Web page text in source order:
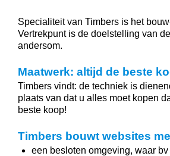
Specialiteit van Timbers is het
Vertrekpunt is de doelstelling van
andersom.
Maatwerk: altijd de beste
Timbers vindt: de techniek is
plaats van dat u alles moet kopen
beste koop!
Timbers bouwt websites
een besloten omgeving, waar